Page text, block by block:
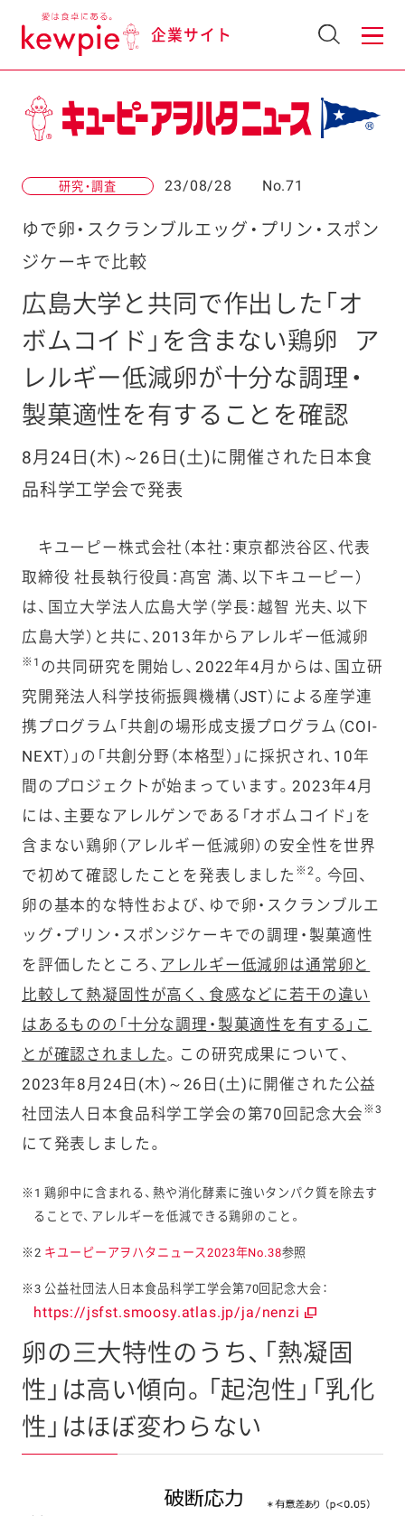
企業サイト
研究・調査 23/08/28 No.71
ゆで卵・スクランブルエッグ・プリン・スポン
ジケーキで比較
広島大学と共同で作出した「オ
ボムコイド」を含まない鶏卵
ア
レルギー低減卵が十分な調理・
製菓適性を有することを確認
8月24日(木)～26日(土)に開催された日本食
品科学工学会で発表
キユーピー株式会社（本社：東京都渋谷区、代表
取締役 社長執行役員：髙宮 満、以下キユーピー）
は、国立大学法人広島大学（学長：越智 光夫、以下
広島大学）と共に、2013年からアレルギー低減卵
※1 の共同研究を開始し、2022年4月からは、国立研
究開発法人科学技術振興機構（JST）による産学連
携プログラム「共創の場形成支援プログラム（COI-
NEXT）」の「共創分野（本格型）」に採択され、10年
間のプロジェクトが始まっています。2023年4月
には、主要なアレルゲンである「オボムコイド」を
含まない鶏卵（アレルギー低減卵）の安全性を世界
で初めて確認したことを発表しました ※2。今回、
卵の基本的な特性および、ゆで卵・スクランブルエ
ッグ・プリン・スポンジケーキでの調理・製菓適性
を評価したところ、 アレルギー低減卵は通常卵と
比較して熱凝固性が高く、食感などに若干の違い
はあるものの「十分な調理・製菓適性を有する」こ
とが確認されました。この研究成果について、
2023年8月24日(木)～26日(土)に開催された公益
社団法人日本食品科学工学会の第70回記念大会 ※3
にて発表しました。
※1 鶏卵中に含まれる、熱や消化酵素に強いタンパク質を除去す
ることで、アレルギーを低減できる鶏卵のこと。
※2 キユーピーアヲハタニュース2023年No.38参照
※3 公益社団法人日本食品科学工学会第70回記念大会：
https://jsfst.smoosy.atlas.jp/ja/nenzi
卵の三大特性のうち、「熱凝固
性」は高い傾向。「起泡性」「乳化
性」はほぼ変わらない